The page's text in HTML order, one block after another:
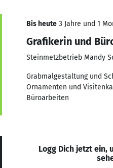
Bis heute 3 Jahre und 1
Grafikerin und
Steinmetzbetrieb Mandy
Grabmalgestaltung und
Ornamenten und
Büroarbeiten
Logg Dich jetzt ein,